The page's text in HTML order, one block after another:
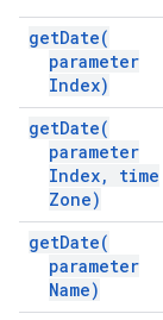
getDate(
parameter
Index)
getDate(
parameter
Index,
time
Zone)
getDate(
parameter
Name)